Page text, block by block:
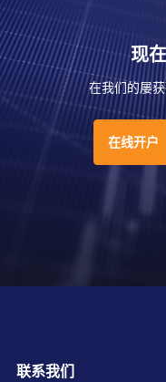
现
在我们的屡
在线开户
联系我们